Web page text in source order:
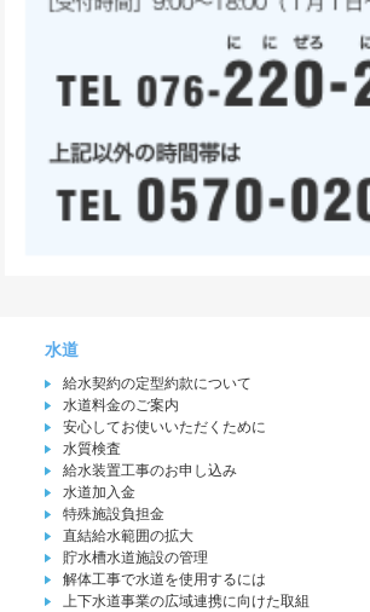
水道
給水契約の定型約款について
水道料金のご案内
安心してお使いいただくために
水質検査
給水装置工事のお申し込み
水道加入金
特殊施設負担金
直結給水範囲の拡大
貯水槽水道施設の管理
解体工事で水道を使用するには
上下水道事業の広域連携に向けた取組